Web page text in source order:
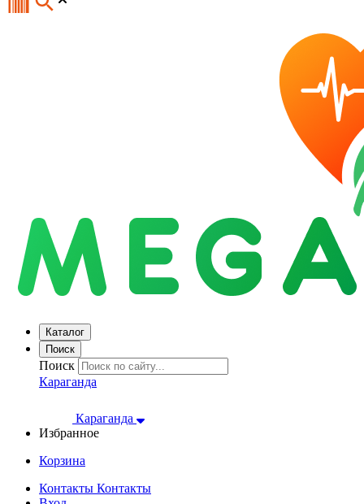
Каталог
Поиск
Поиск
Караганда
Караганда
Избранное
Корзина
Контакты Контакты